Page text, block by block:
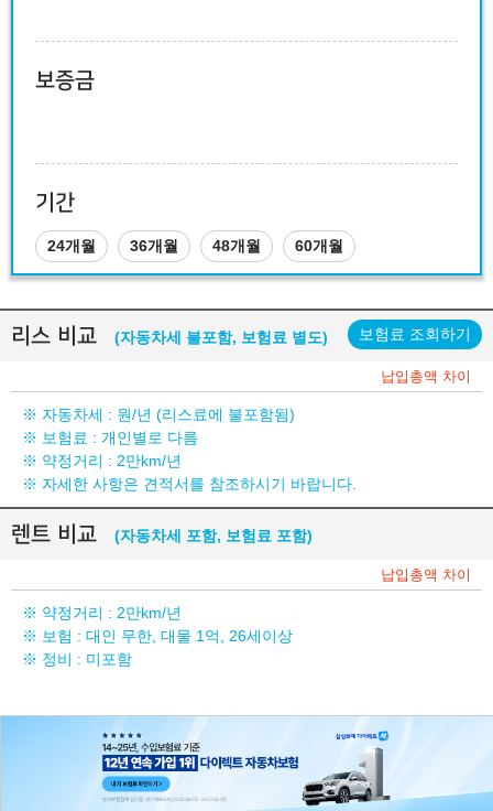
보증금
기간
24개월 36개월 48개월 60개월
리스 비교 (자동차세 불포함, 보험료 별도) 보험료 조회하기
납입총액 차이
※ 자동차세 : 원/년 (리스료에 불포함됨)
※ 보험료 : 개인별로 다름
※ 약정거리 : 2만km/년
※ 자세한 사항은 견적서를 참조하시기 바랍니다.
렌트 비교 (자동차세 포함, 보험료 포함)
납입총액 차이
※ 약정거리 : 2만km/년
※ 보험 : 대인 무한, 대물 1억, 26세이상
※ 정비 : 미포함